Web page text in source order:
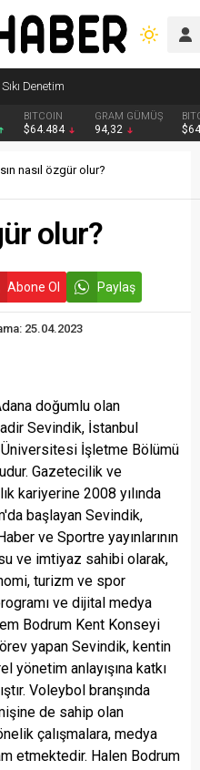
Denetim
BITCOIN
$64.484
GRAM GÜMÜŞ
94,32
nasıl özgür olur?
olur?
Abone Ol Paylaş
25.04.2023
doğumlu olan
Sevindik, İstanbul
İşletme Bölümü
Gazetecilik ve
kariyerine 2008 yılında
başlayan Sevindik,
ve Sportre yayınlarının
ve imtiyaz sahibi olarak,
turizm ve spor
ve dijital medya
Bodrum Kent Konseyi
yapan Sevindik, kentin
yönetim anlayışına katkı
Voleybol branşında
de sahip olan
çalışmalara, medya
etmektedir. Halen Bodrum